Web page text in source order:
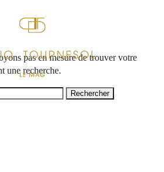
pas en mesure de trouver votre
une recherche.